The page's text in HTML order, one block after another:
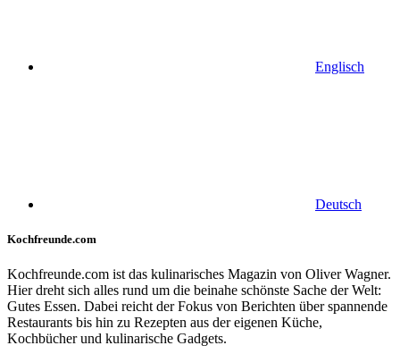
Englisch
Deutsch
Kochfreunde.com
Kochfreunde.com ist das kulinarisches Magazin von Oliver Wagner.
Hier dreht sich alles rund um die beinahe schönste Sache der Welt:
Gutes Essen. Dabei reicht der Fokus von Berichten über spannende
Restaurants bis hin zu Rezepten aus der eigenen Küche,
Kochbücher und kulinarische Gadgets.